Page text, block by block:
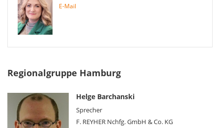
E-Mail
Regionalgruppe Hamburg
Helge Barchanski
Sprecher
F. REYHER Nchfg. GmbH & Co. KG